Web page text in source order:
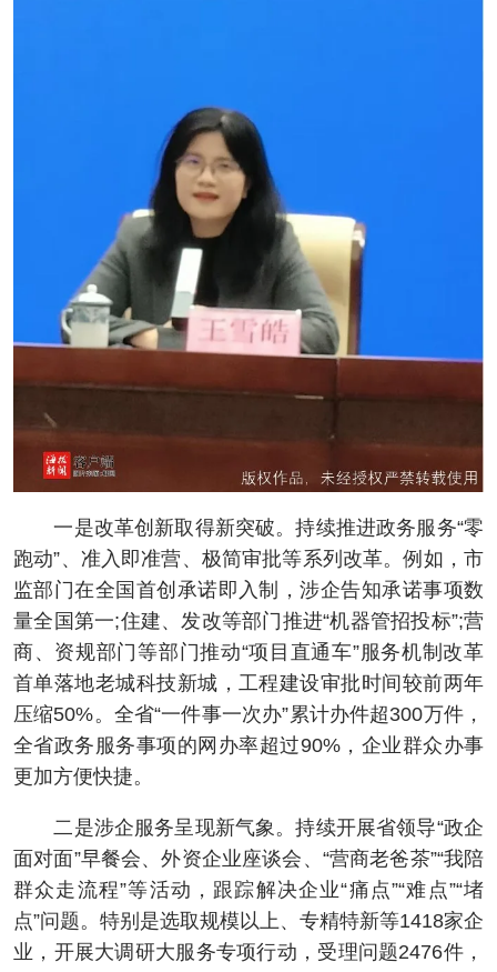
一是改革创新取得新突破。持续推进政务服务“零
跑动”、准入即准营、极简审批等系列改革。例如，市
监部门在全国首创承诺即入制，涉企告知承诺事项数
量全国第一;住建、发改等部门推进“机器管招投标”;营
商、资规部门等部门推动“项目直通车”服务机制改革
首单落地老城科技新城，工程建设审批时间较前两年
压缩50%。全省“一件事一次办”累计办件超300万件，
全省政务服务事项的网办率超过90%，企业群众办事
更加方便快捷。
二是涉企服务呈现新气象。持续开展省领导“政企
面对面”早餐会、外资企业座谈会、“营商老爸茶”“我陪
群众走流程”等活动，跟踪解决企业“痛点”“难点”“堵
点”问题。特别是选取规模以上、专精特新等1418家企
业，开展大调研大服务专项行动，受理问题2476件，